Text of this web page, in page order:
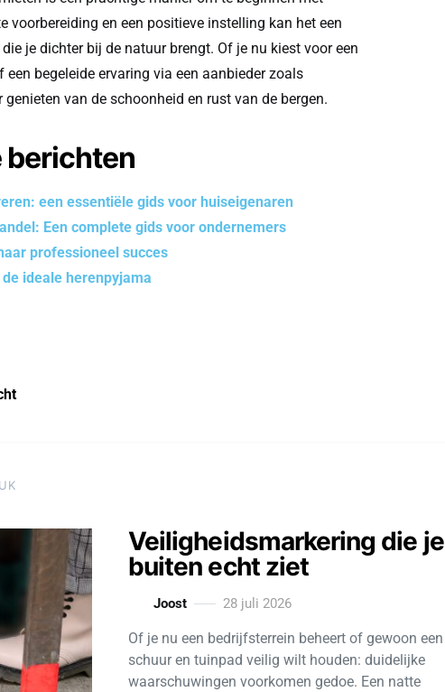
voorbereiding en een positieve instelling kan het een
je dichter bij de natuur brengt. Of je nu kiest voor een
begeleide ervaring via een aanbieder zoals
van de schoonheid en rust van de bergen.
berichten
een essentiële gids voor huiseigenaren
Een complete gids voor ondernemers
professioneel succes
ideale herenpyjama
Veiligheidsmarkering die je
buiten echt ziet
Joost 28 juli 2026
Of je nu een bedrijfsterrein beheert of gewoon een
schuur en tuinpad veilig wilt houden: duidelijke
waarschuwingen voorkomen gedoe. Een natte